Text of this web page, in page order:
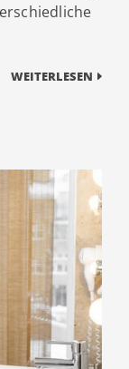
WEITERLESEN